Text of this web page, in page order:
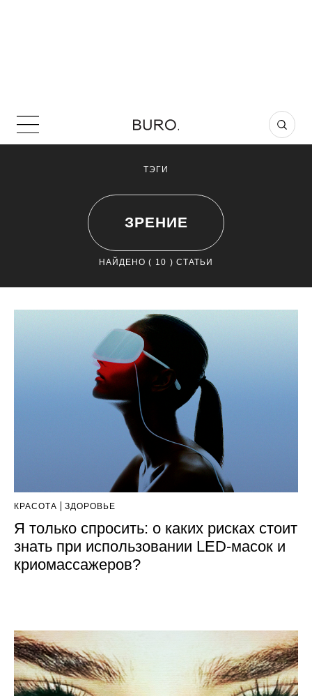
ТЭГИ
ЗРЕНИЕ
НАЙДЕНО ( 10 ) СТАТЬИ
КРАСОТА ЗДОРОВЬЕ
Я только спросить: о каких рисках стоит
знать при использовании LED-масок и
криомассажеров?